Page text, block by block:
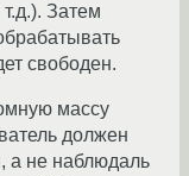
Затем
свободен.
массу
должен
а не наблюдаль